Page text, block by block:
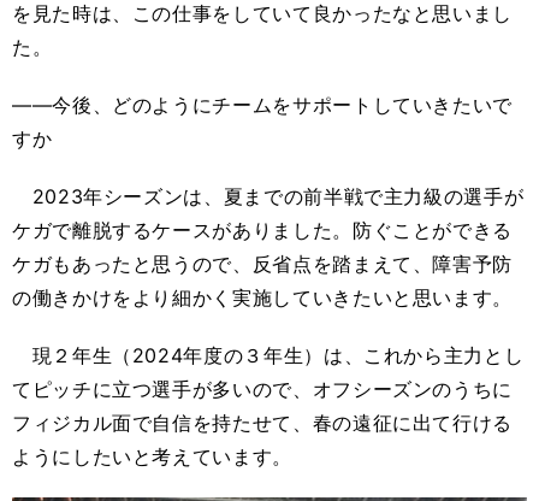
を見た時は、この仕事をしていて良かったなと思いまし
た。
――今後、どのようにチームをサポートしていきたいで
すか
2023年シーズンは、夏までの前半戦で主力級の選手が
ケガで離脱するケースがありました。防ぐことができる
ケガもあったと思うので、反省点を踏まえて、障害予防
の働きかけをより細かく実施していきたいと思います。
現２年生（2024年度の３年生）は、これから主力とし
てピッチに立つ選手が多いので、オフシーズンのうちに
フィジカル面で自信を持たせて、春の遠征に出て行ける
ようにしたいと考えています。